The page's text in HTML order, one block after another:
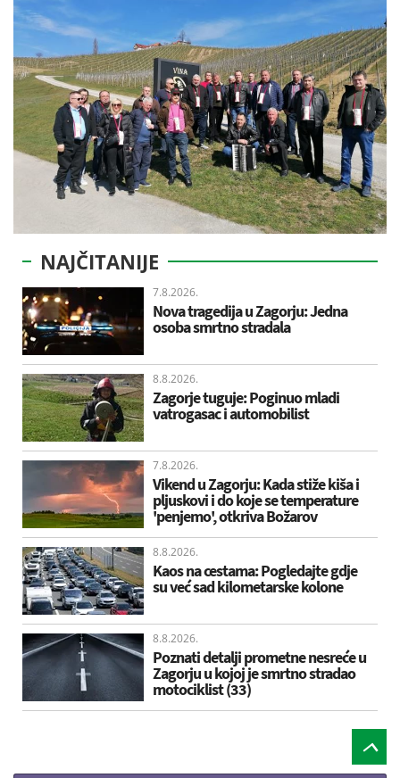
NAJČITANIJE
7.8.2026.
Nova tragedija u Zagorju: Jedna
osoba smrtno stradala
8.8.2026.
Zagorje tuguje: Poginuo mladi
vatrogasac i automobilist
7.8.2026.
Vikend u Zagorju: Kada stiže kiša i
pljuskovi i do koje se temperature
'penjemo', otkriva Božarov
8.8.2026.
Kaos na cestama: Pogledajte gdje
su već sad kilometarske kolone
8.8.2026.
Poznati detalji prometne nesreće u
Zagorju u kojoj je smrtno stradao
motociklist (33)